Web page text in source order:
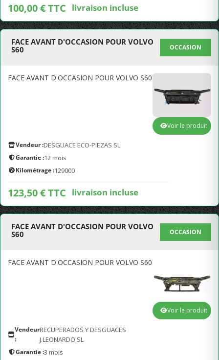
100,00 € TTC livraison incluse
FACE AVANT D'OCCASION POUR VOLVO
S60
OCCASION
FACE AVANT D'OCCASION POUR VOLVO S60
Vendeur :DESGUACE ECO-PIEZAS SL
Garantie :12 mois
Kilométrage :129000
123,50 € TTC livraison incluse
Voir le produit
FACE AVANT D'OCCASION POUR VOLVO
S60
OCCASION
FACE AVANT D'OCCASION POUR VOLVO S60
Vendeur
:
RECUPERADOS Y DESGUACES
J.LEONARDO SL
Garantie :3 mois
Voir le produit